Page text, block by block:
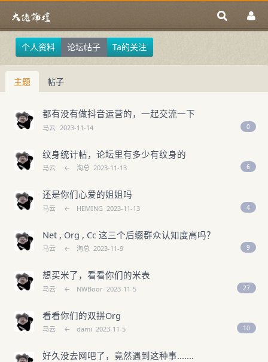
个人资料 论坛帖子 Ta的关注
主题 帖子
都有没有做抖音运营的，一起交流一下
马云 2023-11-14 0
纹身统计帖，论坛里有多少有纹身的
马云 ← 淘总 2023-11-13 6
还是你们心爱的姐姐吗
马云 ← HEMING 2023-11-13 4
Net , Org , Cc 这三个后缀群众认知度高吗？
马云 ← 淘总 2023-11-9 9
想买米了，看看你们的米表
马云 ← NWBoor 2023-11-5 27
看看你们的双拼Org
马云 ← dami 2023-11-5 10
好久没去网吧了，竟然遇到这种事.......